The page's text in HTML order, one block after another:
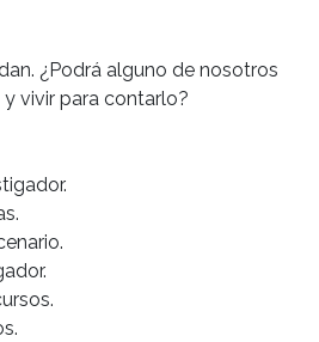
¿Podrá alguno de nosotros
vivir para contarlo?